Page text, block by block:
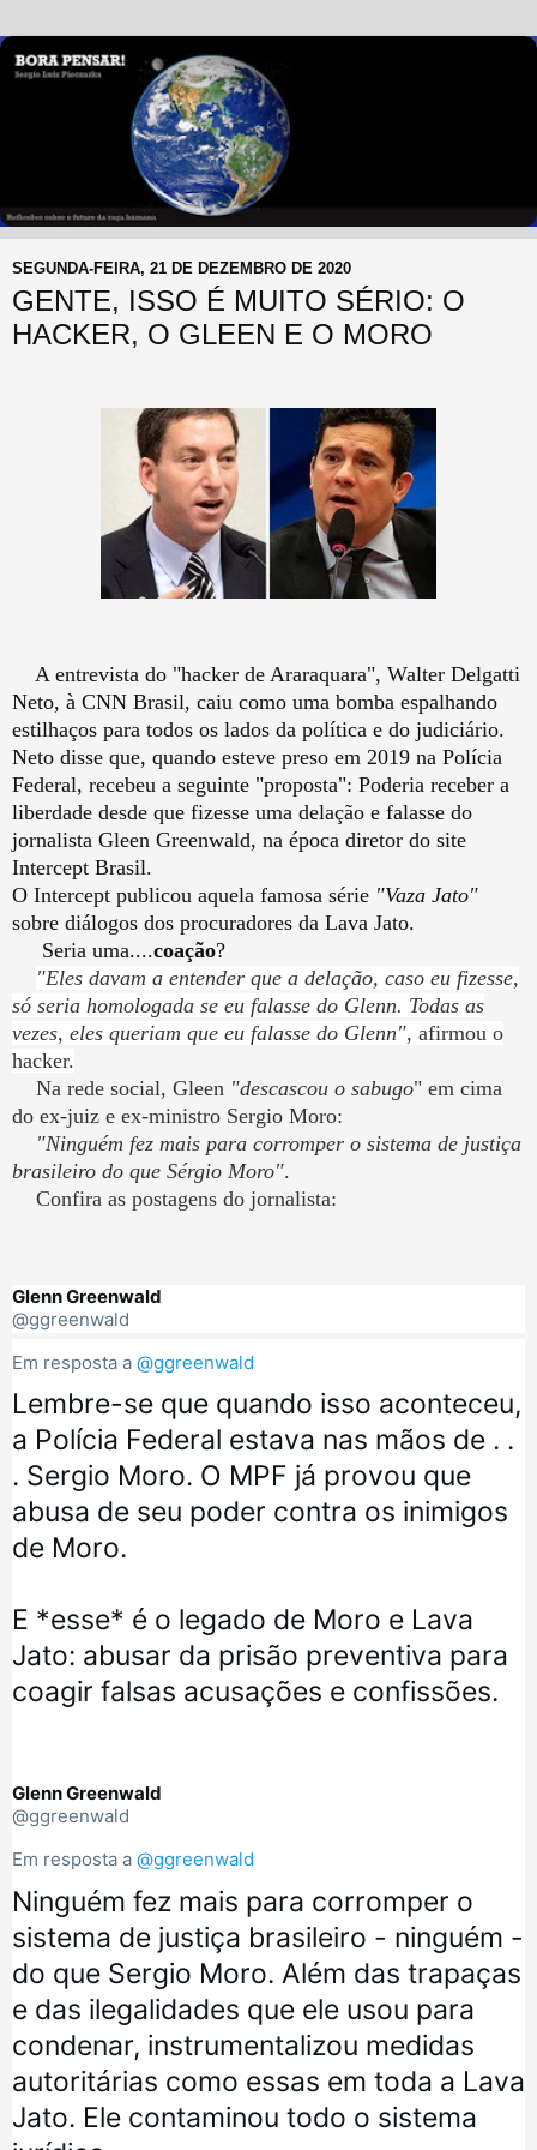
SEGUNDA-FEIRA, 21 DE DEZEMBRO DE 2020
GENTE, ISSO É MUITO SÉRIO: O
HACKER, O GLEEN E O MORO
A entrevista do "hacker de Araraquara", Walter Delgatti
Neto, à CNN Brasil, caiu como uma bomba espalhando
estilhaços para todos os lados da política e do judiciário.
Neto disse que, quando esteve preso em 2019 na Polícia
Federal, recebeu a seguinte "proposta": Poderia receber a
liberdade desde que fizesse uma delação e falasse do
jornalista Gleen Greenwald, na época diretor do site
Intercept Brasil.
O Intercept publicou aquela famosa série "Vaza Jato"
sobre diálogos dos procuradores da Lava Jato.
Seria uma....coação?
"Eles davam a entender que a delação, caso eu fizesse,
só seria homologada se eu falasse do Glenn. Todas as
vezes, eles queriam que eu falasse do Glenn", afirmou o
hacker.
Na rede social, Gleen "descascou o sabugo" em cima
do ex-juiz e ex-ministro Sergio Moro:
"Ninguém fez mais para corromper o sistema de justiça
brasileiro do que Sérgio Moro".
Confira as postagens do jornalista:
Glenn Greenwald
@ggreenwald
Em resposta a @ggreenwald
Lembre-se que quando isso aconteceu,
a Polícia Federal estava nas mãos de . .
. Sergio Moro. O MPF já provou que
abusa de seu poder contra os inimigos
de Moro.
E *esse* é o legado de Moro e Lava
Jato: abusar da prisão preventiva para
coagir falsas acusações e confissões.
Glenn Greenwald
@ggreenwald
Em resposta a @ggreenwald
Ninguém fez mais para corromper o
sistema de justiça brasileiro - ninguém -
do que Sergio Moro. Além das trapaças
e das ilegalidades que ele usou para
condenar, instrumentalizou medidas
autoritárias como essas em toda a Lava
Jato. Ele contaminou todo o sistema